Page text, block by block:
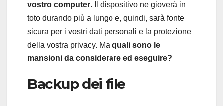
vostro computer. Il dispositivo ne gioverà in
toto durando più a lungo e, quindi, sarà fonte
sicura per i vostri dati personali e la protezione
della vostra privacy. Ma quali sono le
mansioni da considerare ed eseguire?
Backup dei file